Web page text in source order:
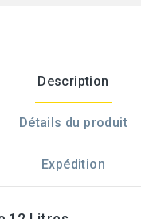
Description
Détails du produit
Expédition